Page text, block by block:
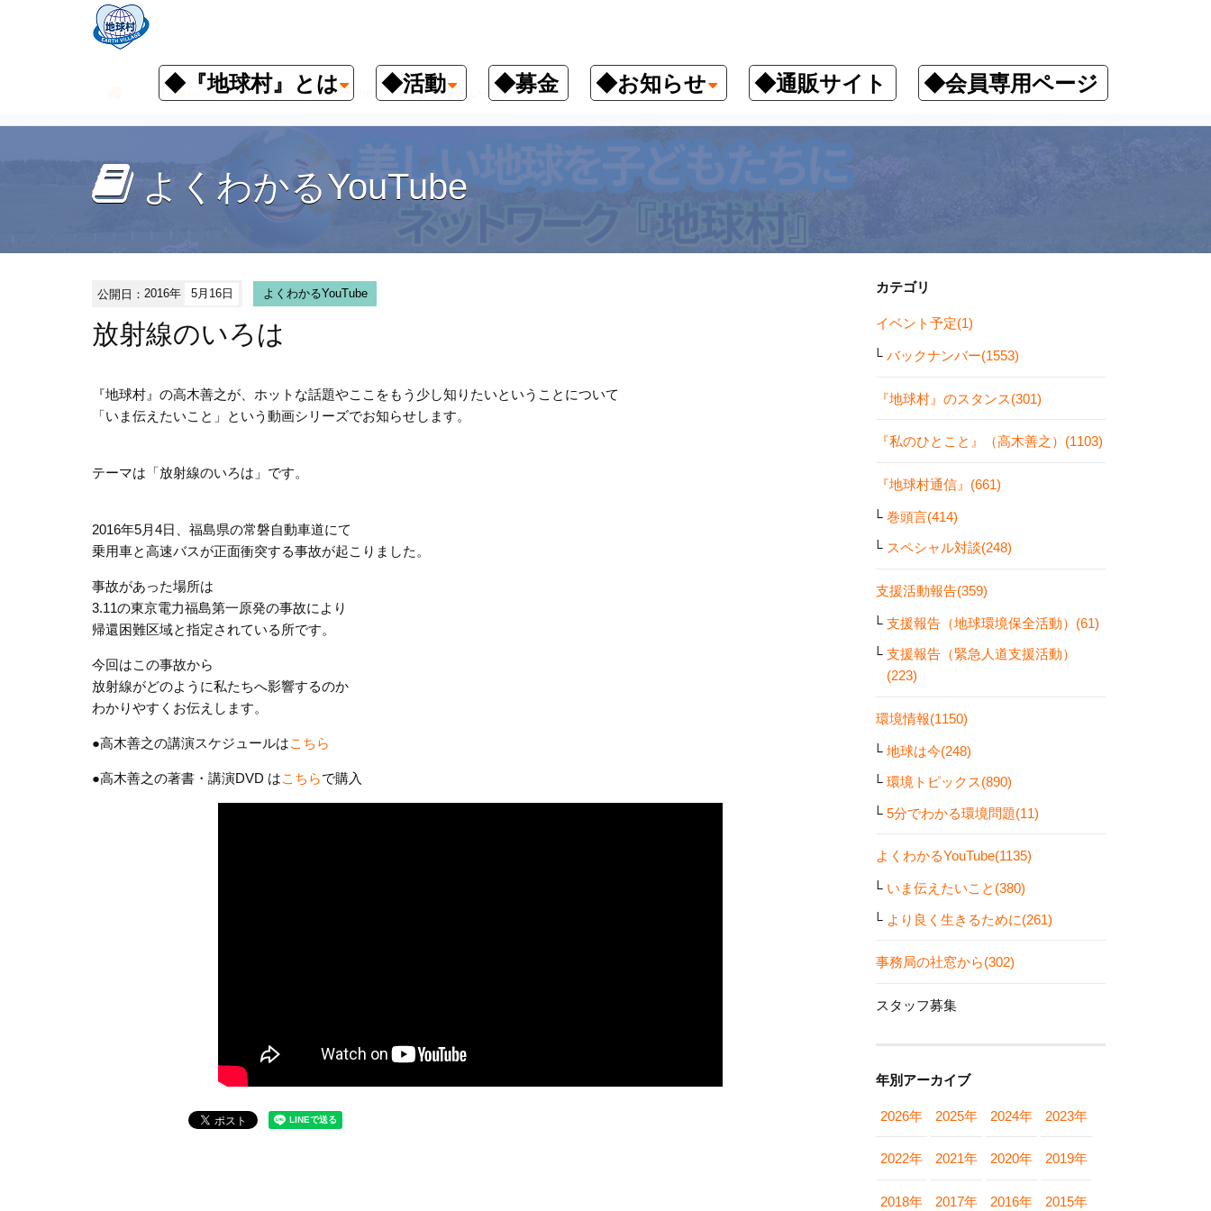
◆『地球村』とは ◆活動 ◆募金 ◆お知らせ ◆通販サイト ◆会員専用ページ
お知らせ よくわかるYouTube 放射線のいろは
よくわかるYouTube
公開日：2016年 5月16日 よくわかるYouTube
放射線のいろは
『地球村』の高木善之が、ホットな話題やここをもう少し知りたいということについて
「いま伝えたいこと」という動画シリーズでお知らせします。
テーマは「放射線のいろは」です。
2016年5月4日、福島県の常磐自動車道にて
乗用車と高速バスが正面衝突する事故が起こりました。
事故があった場所は
3.11の東京電力福島第一原発の事故により
帰還困難区域と指定されている所です。
今回はこの事故から
放射線がどのように私たちへ影響するのか
わかりやすくお伝えします。
●高木善之の講演スケジュールはこちら
●高木善之の著書・講演DVD はこちらで購入
カテゴリ
イベント予定(1)
バックナンバー(1553)
『地球村』のスタンス(301)
『私のひとこと』（高木善之）(1103)
『地球村通信』(661)
巻頭言(414)
スペシャル対談(248)
支援活動報告(359)
支援報告（地球環境保全活動）(61)
支援報告（緊急人道支援活動）
(223)
環境情報(1150)
地球は今(248)
環境トピックス(890)
5分でわかる環境問題(11)
よくわかるYouTube(1135)
いま伝えたいこと(380)
より良く生きるために(261)
事務局の社窓から(302)
スタッフ募集
年別アーカイブ
2026年 2025年 2024年 2023年
2022年 2021年 2020年 2019年
2018年 2017年 2016年 2015年